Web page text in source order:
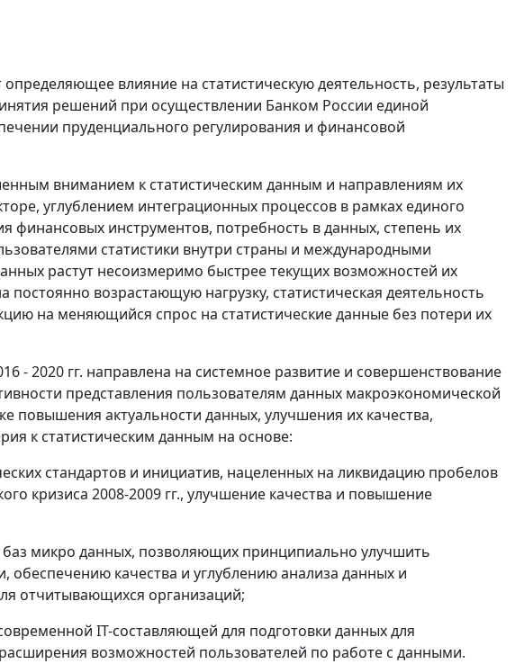
влияние на статистическую деятельность, результаты
решений при осуществлении Банком России единой
пруденциального регулирования и финансовой
вниманием к статистическим данным и направлениям их
углублением интеграционных процессов в рамках единого
финансовых инструментов, потребность в данных, степень их
статистики внутри страны и международными
растут несоизмеримо быстрее текущих возможностей их
возрастающую нагрузку, статистическая деятельность
на меняющийся спрос на статистические данные без потери их
- 2020 гг. направлена на системное развитие и совершенствование
представления пользователям данных макроэкономической
повышения актуальности данных, улучшения их качества,
к статистическим данным на основе:
стандартов и инициатив, нацеленных на ликвидацию пробелов
кризиса 2008-2009 гг., улучшение качества и повышение
баз микро данных, позволяющих принципиально улучшить
качества и углублению анализа данных и
отчитывающихся организаций;
IT-составляющей для подготовки данных для
возможностей пользователей по работе с данными.